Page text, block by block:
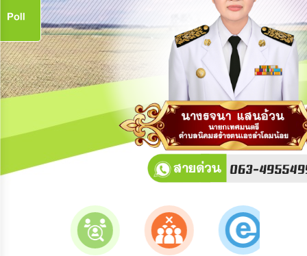
เผย
ข้อมูล
สาธารณะ
OIT
การ
ปฏิสัมพันธ์
ความ
ยุทธศาสตร์/